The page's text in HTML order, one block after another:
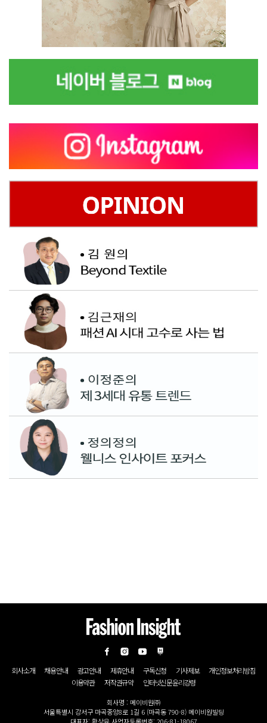
회사소개 채용안내 광고안내 제휴안내 구독신청 기사제보
개인정보처리방침
이용약관
저작권규약 인터넷신문윤리강령
회사명 : 메이비원㈜
서울특별시 강서구 마곡중앙8로 1길 6 (마곡동 790-8) 메이비원빌딩